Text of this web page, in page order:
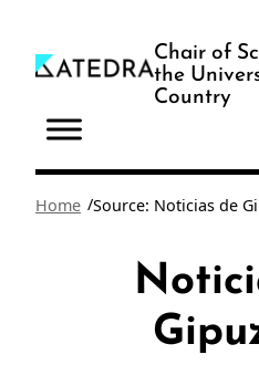
content
Chair of
the
Country
Home /Source: Noticias de